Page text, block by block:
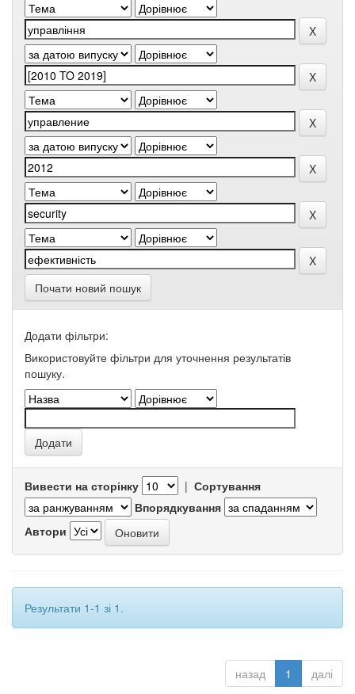
Почати новий пошук
Додати фільтри:
Використовуйте фільтри для уточнення результатів
пошуку.
Вивести на сторінку | Сортування
Впорядкування
Автори
Результати 1-1 зі 1.
назад 1 далі